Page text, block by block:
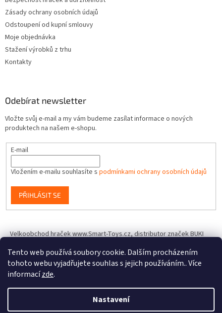
Tento web používá soubory cookie. Dalším procházením
tohoto webu vyjadřujete souhlas s jejich používáním.. Více
informacízde.
Nastavení
Zásady ochrany osobních údajů
Odstoupení od kupní smlouvy
Moje objednávka
Stažení výrobků z trhu
Kontakty
Odebírat newsletter
Vložte svůj e-mail a my vám budeme zasílat informace o nových
produktech na našem e-shopu.
E-mail
Vložením e-mailu souhlasíte s podmínkami ochrany osobních údajů
PŘIHLÁSIT SE
Velkoobchod hraček www.Smart-Toys.cz, distributor značek BUKI